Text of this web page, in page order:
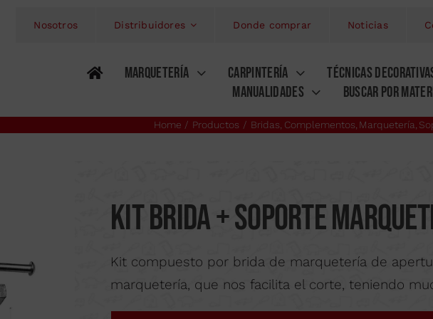
Nosotros Distribuidores Donde comprar Noticias
MARQUETERÍA
SIERRAS DE MARQUETERÍA SIERRAS CON PIVOTES
CARPINTERÍA
MINI SERRUCHOS SERRUCHOS
TÉCNICAS
AEROGRAFÍA AERÓGRAFOS
PIROGRABADORES
GRABADO POR
KITS MINI BRIC ACCESORIOS
SOLDADORES COMPLEMENTOS
CORTE
MANUALIDADES
Kits Maquetas
BUSCAR POR
Home Productos Bridas Complementos Marquetería
Kit Brida + Soporte
Kit compuesto por brida de marquetería de
marquetería, que nos facilita el corte, teniendo